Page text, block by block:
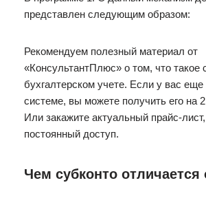
представлен следующим образом:
Рекомендуем полезный материал от
«КонсультантПлюс» о том, что такое
бухгалтерском учете. Если у вас еще
системе, вы можете получить его на
Или закажите актуальный прайс-
постоянный доступ.
Чем субконто отличается